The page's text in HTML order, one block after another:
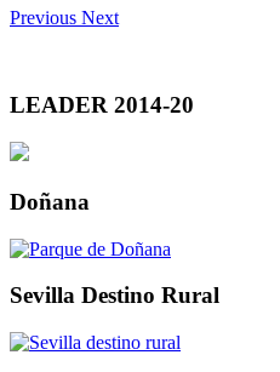
Previous Next
LEADER 2014-20
Doñana
Sevilla Destino Rural